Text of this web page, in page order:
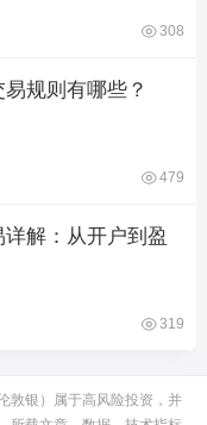
308
规则有哪些？
479
解：从开户到盈
319
敦银）属于高风险投资，并